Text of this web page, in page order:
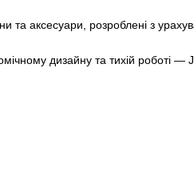
аксесуари, розроблені з
дизайну та тихій роботі —